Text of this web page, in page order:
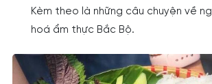
Kèm theo là những câu chuyện về
hoá ẩm thực Bắc Bộ.